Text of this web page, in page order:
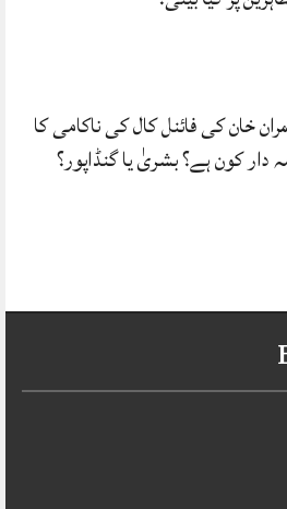
خان کی فائنل کال کی ناکامی کا
دار کون ہے؟ بشریٰ یا گنڈاپور؟